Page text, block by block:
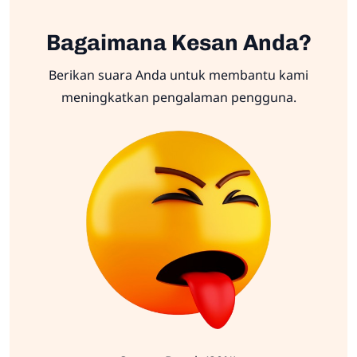
Bagaimana Kesan Anda?
Berikan suara Anda untuk membantu kami
meningkatkan pengalaman pengguna.